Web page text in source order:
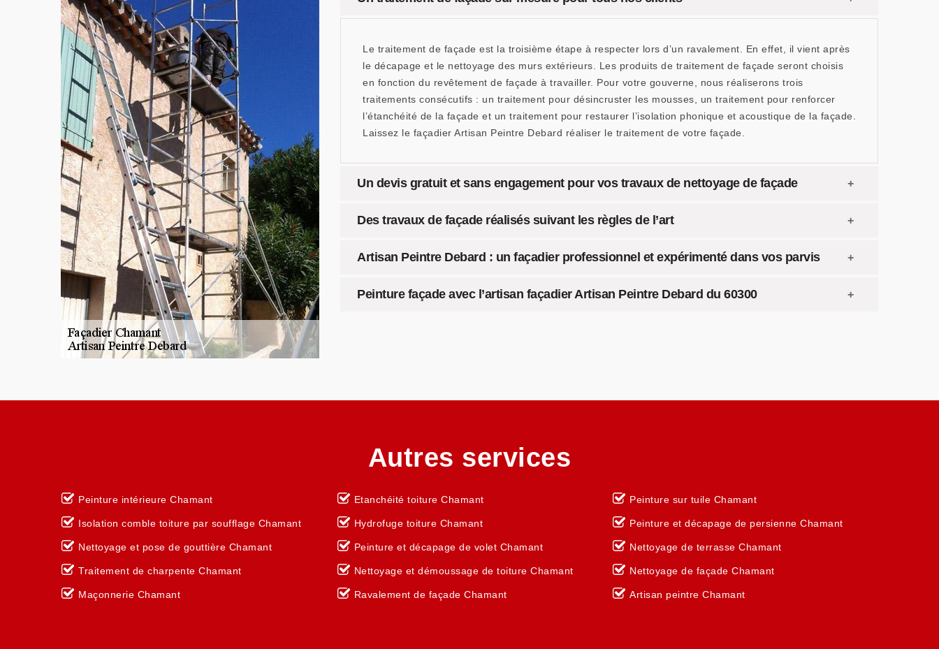
Le traitement de façade est la troisième étape à respecter lors d’un ravalement. En effet, il vient après
le décapage et le nettoyage des murs extérieurs. Les produits de traitement de façade seront choisis
en fonction du revêtement de façade à travailler. Pour votre gouverne, nous réaliserons trois
traitements consécutifs : un traitement pour désincruster les mousses, un traitement pour renforcer
l’étanchéité de la façade et un traitement pour restaurer l’isolation phonique et acoustique de la façade.
Laissez le façadier Artisan Peintre Debard réaliser le traitement de votre façade.
Un devis gratuit et sans engagement pour vos travaux de nettoyage de façade
Des travaux de façade réalisés suivant les règles de l’art
Artisan Peintre Debard : un façadier professionnel et expérimenté dans vos parvis
Peinture façade avec l’artisan façadier Artisan Peintre Debard du 60300
Autres services
Peinture intérieure Chamant
Isolation comble toiture par soufflage Chamant
Nettoyage et pose de gouttière Chamant
Traitement de charpente Chamant
Maçonnerie Chamant
Etanchéité toiture Chamant
Hydrofuge toiture Chamant
Peinture et décapage de volet Chamant
Nettoyage et démoussage de toiture Chamant
Ravalement de façade Chamant
Peinture sur tuile Chamant
Peinture et décapage de persienne Chamant
Nettoyage de terrasse Chamant
Nettoyage de façade Chamant
Artisan peintre Chamant